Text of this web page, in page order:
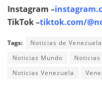
Instagram –
TikTok –tiktok.com/
Tags: Noticias de Venezuela
Noticias Mundo
Noticias
Noticias Venezuela